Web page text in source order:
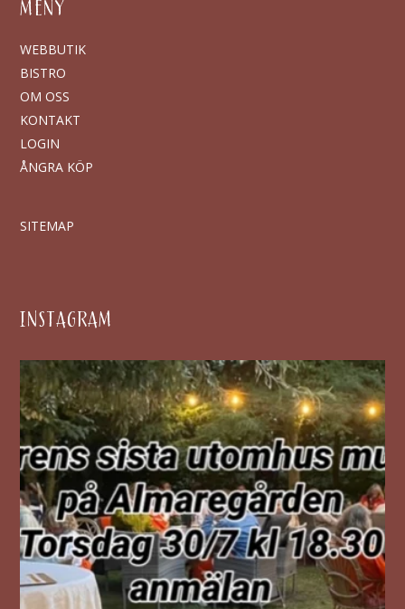
MENY
WEBBUTIK
BISTRO
OM OSS
KONTAKT
LOGIN
ÅNGRA KÖP
SITEMAP
INSTAGRAM